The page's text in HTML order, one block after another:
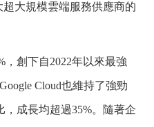
大規模雲端服務供應商的
，創下自2022年以來最強
Cloud也維持了強勁
成長均超過35%。隨著企